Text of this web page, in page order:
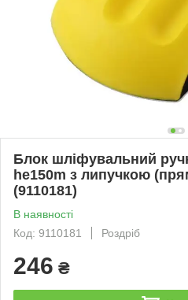
Блок шліфувальний
he150m з липучкою
(9110181)
В наявності
Код: 9110181
Роздріб
246 ₴